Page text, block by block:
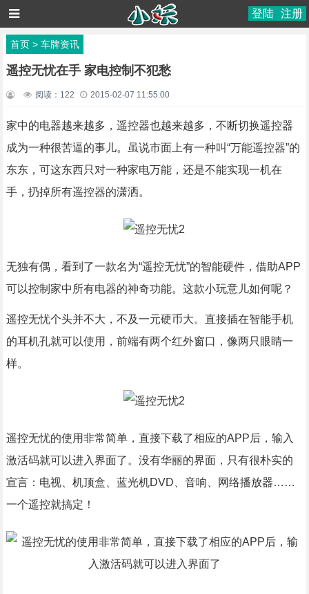
登陆 注册
首页> 车牌资讯
遥控无忧在手 家电控制不犯愁
阅读： 122 2015-02-07 11:55:00
家中的电器越来越多，遥控器也越来越多，不断切换遥控器
成为一种很苦逼的事儿。虽说市面上有一种叫“万能遥控器”的
东东，可这东西只对一种家电万能，还是不能实现一机在
手，扔掉所有遥控器的潇洒。
无独有偶，看到了一款名为“遥控无忧”的智能硬件，借助APP
可以控制家中所有电器的神奇功能。这款小玩意儿如何呢？
遥控无忧个头并不大，不及一元硬币大。直接插在智能手机
的耳机孔就可以使用，前端有两个红外窗口，像两只眼睛一
样。
遥控无忧的使用非常简单，直接下载了相应的APP后，输入
激活码就可以进入界面了。没有华丽的界面，只有很朴实的
宣言：电视、机顶盒、蓝光机DVD、音响、网络播放器……
一个遥控就搞定！